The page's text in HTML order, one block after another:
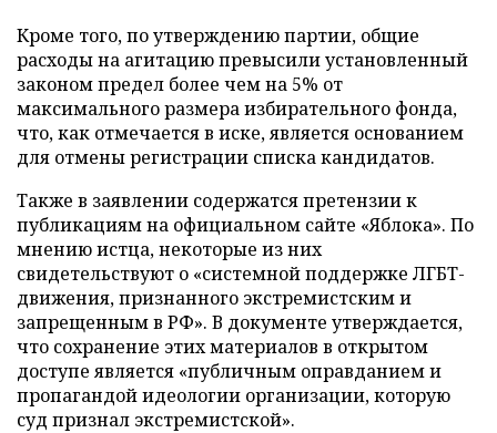
Кроме того, по утверждению партии, общие
расходы на агитацию превысили установленный
законом предел более чем на 5% от
максимального размера избирательного фонда,
что, как отмечается в иске, является основанием
для отмены регистрации списка кандидатов.
Также в заявлении содержатся претензии к
публикациям на официальном сайте «Яблока». По
мнению истца, некоторые из них
свидетельствуют о «системной поддержке ЛГБТ-
движения, признанного экстремистским и
запрещенным в РФ». В документе утверждается,
что сохранение этих материалов в открытом
доступе является «публичным оправданием и
пропагандой идеологии организации, которую
суд признал экстремистской».